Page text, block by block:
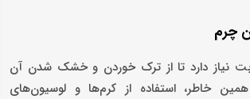
چرم
نیاز دارد تا از ترک خوردن و خشک شدن آن
خاطر، استفاده از کرم‌ها و لوسیون‌های